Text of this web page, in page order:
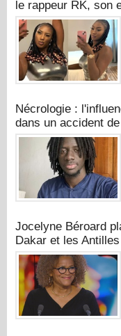
le rappeur RK, son
Nécrologie :
dans un accident
Jocelyne Béroard
Dakar et les Antilles